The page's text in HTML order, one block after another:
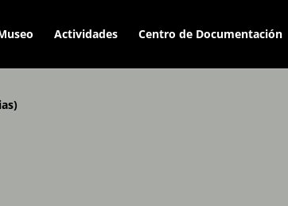
Actividades Centro de Documentación